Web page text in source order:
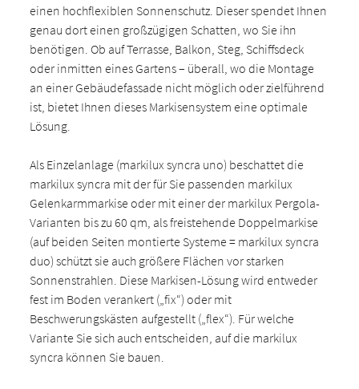
einen hochflexiblen Sonnenschutz. Dieser spendet Ihnen
genau dort einen großzügigen Schatten, wo Sie ihn
benötigen. Ob auf Terrasse, Balkon, Steg, Schiffsdeck
oder inmitten eines Gartens – überall, wo die Montage
an einer Gebäudefassade nicht möglich oder zielführend
ist, bietet Ihnen dieses Markisensystem eine optimale
Lösung.
Als Einzelanlage (markilux syncra uno) beschattet die
markilux syncra mit der für Sie passenden markilux
Gelenkarmmarkise oder mit einer der markilux Pergola-
Varianten bis zu 60 qm, als freistehende Doppelmarkise
(auf beiden Seiten montierte Systeme = markilux syncra
duo) schützt sie auch größere Flächen vor starken
Sonnenstrahlen. Diese Markisen-Lösung wird entweder
fest im Boden verankert („fix“) oder mit
Beschwerungskästen aufgestellt („flex“). Für welche
Variante Sie sich auch entscheiden, auf die markilux
syncra können Sie bauen.